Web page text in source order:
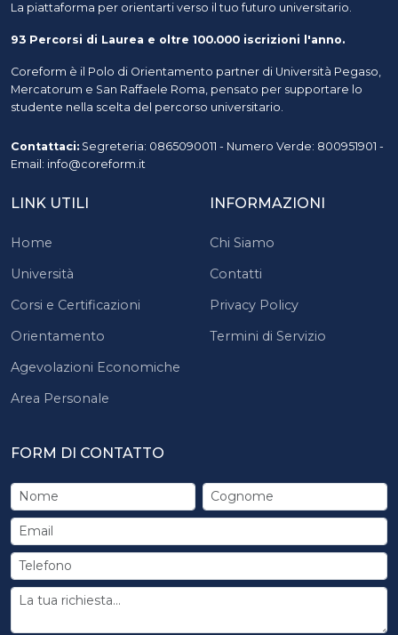
La piattaforma per orientarti verso il tuo futuro universitario.
93 Percorsi di Laurea e oltre 100.000 iscrizioni l'anno.
Coreform è il Polo di Orientamento partner di Università Pegaso,
Mercatorum e San Raffaele Roma, pensato per supportare lo
studente nella scelta del percorso universitario.
Contattaci: Segreteria: 0865090011 - Numero Verde: 800951901 -
Email: info@coreform.it
LINK UTILI
Home
Università
Corsi e Certificazioni
Orientamento
Agevolazioni Economiche
Area Personale
INFORMAZIONI
Chi Siamo
Contatti
Privacy Policy
Termini di Servizio
FORM DI CONTATTO